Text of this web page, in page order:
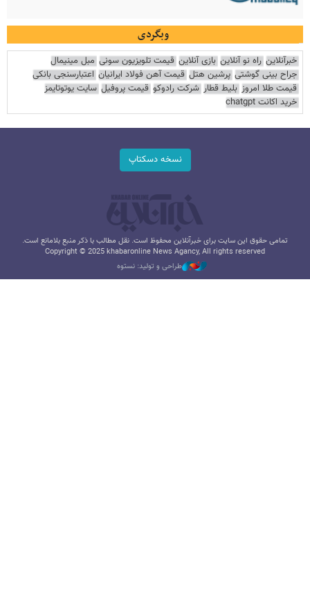
وبگردی
خبرآنلاین راه نو آنلاین بازی آنلاین قیمت تلویزیون سونی مبل مینیمال
جراح بینی گوشتی پرشین هتل قیمت آهن فولاد ایرانیان اعتبارسنجی بانکی
قیمت طلا امروز بلیط قطار شرکت رادوکو قیمت پروفیل سایت یوتوتایمز
خرید اکانت chatgpt
نسخه دسکتاپ
تمامی حقوق این سایت برای خبرآنلاین محفوظ است. نقل مطالب با ذکر منبع بلامانع است.
Copyright © 2025 khabaronline News Agancy, All rights reserved
طراحی و تولید: نستوه